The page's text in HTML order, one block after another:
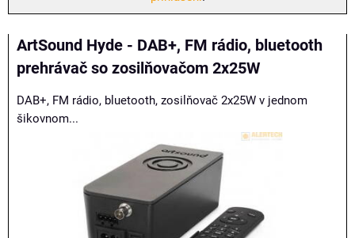
ArtSound Hyde - DAB+, FM rádio, bluetooth
prehrávač so zosilňovačom 2x25W
DAB+, FM rádio, bluetooth, zosilňovač 2x25W v jednom
šikovnom...